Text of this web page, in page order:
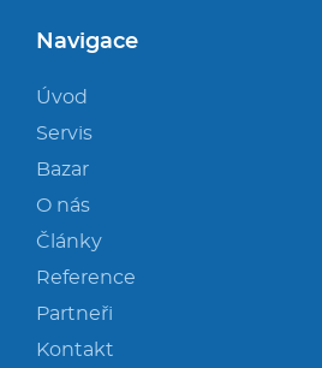
Navigace
Úvod
Servis
Bazar
O nás
Články
Reference
Partneři
Kontakt